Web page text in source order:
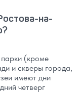
на-
(кроме
и скверы города,
имеют дни
четверг